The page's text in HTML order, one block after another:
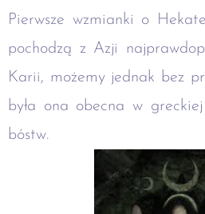
Pierwsze wzmianki o
pochodzą z Azji
Karii, możemy jednak bez
była ona obecna w
bóstw.